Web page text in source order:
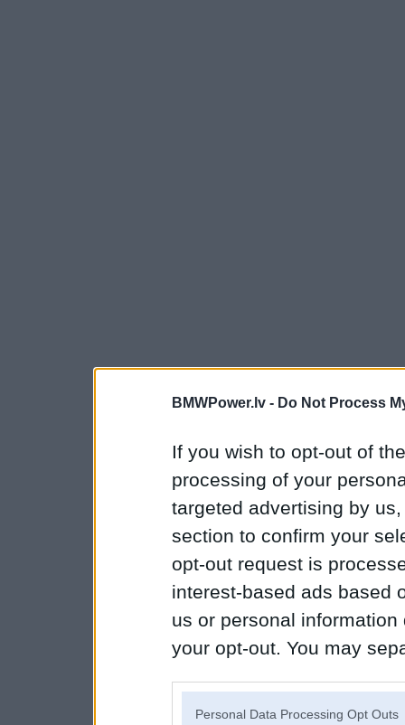
BMWPower.lv - Do Not Process
If you wish to opt-out of
processing of your
targeted advertising by
section to confirm your
opt-out request is
interest-based ads based
us or personal
your opt-out. You may
Personal Data Processing Opt Outs